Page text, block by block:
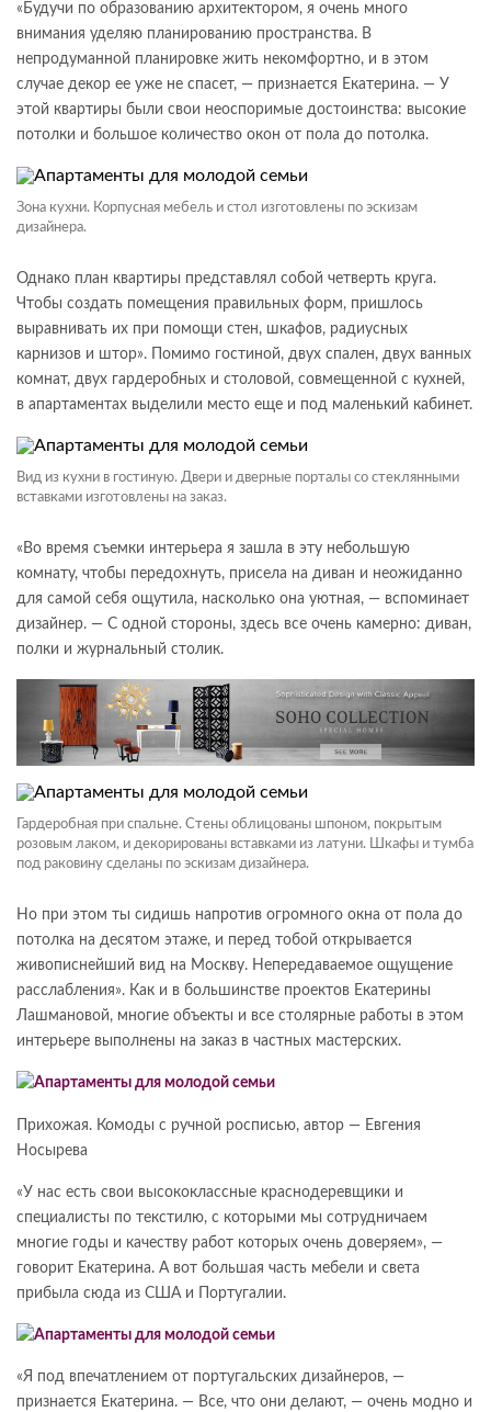
«Будучи по образованию архитектором, я очень много
внимания уделяю планированию пространства. В
непродуманной планировке жить некомфортно, и в этом
случае декор ее уже не спасет, — признается Екатерина. — У
этой квартиры были свои неоспоримые достоинства: высокие
потолки и большое количество окон от пола до потолка.
Зона кухни. Корпусная мебель и стол изготовлены по эскизам
дизайнера.
Однако план квартиры представлял собой четверть круга.
Чтобы создать помещения правильных форм, пришлось
выравнивать их при помощи стен, шкафов, радиусных
карнизов и штор». Помимо гостиной, двух спален, двух ванных
комнат, двух гардеробных и столовой, совмещенной с кухней,
в апартаментах выделили место еще и под маленький кабинет.
Вид из кухни в гостиную. Двери и дверные порталы со стеклянными
вставками изготовлены на заказ.
«Во время съемки интерьера я зашла в эту небольшую
комнату, чтобы передохнуть, присела на диван и неожиданно
для самой себя ощутила, насколько она уютная, — вспоминает
дизайнер. — С одной стороны, здесь все очень камерно: диван,
полки и журнальный столик.
Гардеробная при спальне. Стены облицованы шпоном, покрытым
розовым лаком, и декорированы вставками из латуни. Шкафы и тумба
под раковину сделаны по эскизам дизайнера.
Но при этом ты сидишь напротив огромного окна от пола до
потолка на десятом этаже, и перед тобой открывается
живописнейший вид на Москву. Непередаваемое ощущение
расслабления». Как и в большинстве проектов Екатерины
Лашмановой, многие объекты и все столярные работы в этом
интерьере выполнены на заказ в частных мастерских.
Прихожая. Комоды с ручной росписью, автор — Евгения
Носырева
«У нас есть свои высоко­классные краснодеревщики и
специалисты по текстилю, с которыми мы сотрудничаем
многие годы и качеству работ которых очень доверяем», —
говорит Екатерина. А вот большая часть мебели и света
прибыла сюда из США и Португалии.
«Я под впечатлением от португальских дизайнеров, —
признается Екатерина. — Все, что они делают, — очень модно и